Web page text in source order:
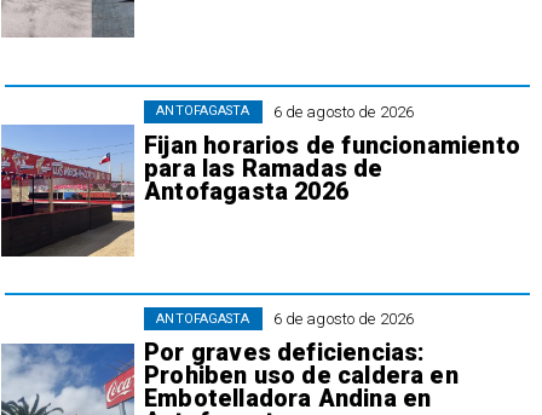
6 de agosto de 2026
Fijan horarios de funcionamiento
para las Ramadas de
Antofagasta 2026
ANTOFAGASTA
6 de agosto de 2026
Por graves deficiencias:
Prohiben uso de caldera en
Embotelladora Andina en
ANTOFAGASTA